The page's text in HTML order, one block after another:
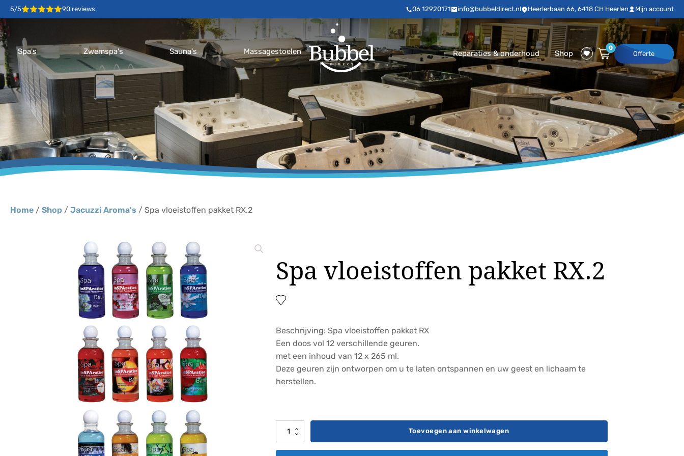
5/5 90 reviews 06 12920171 info@bubbeldirect.nl Heerlerbaan 66, 6418 CH Heerlen Mijn account
Spa's Zwemspa's Sauna's Massagestoelen Reparaties & onderhoud Shop
0
Offerte
Home / Shop / Jacuzzi Aroma's / Spa vloeistoffen pakket RX.2
Spa vloeistoffen pakket RX.2
Beschrijving: Spa vloeistoffen pakket RX
Een doos vol 12 verschillende geuren.
met een inhoud van 12 x 265 ml.
Deze geuren zijn ontworpen om u te laten ontspannen en uw geest en lichaam te
herstellen.
Spa
vloeistoffen
Toevoegen aan winkelwagen